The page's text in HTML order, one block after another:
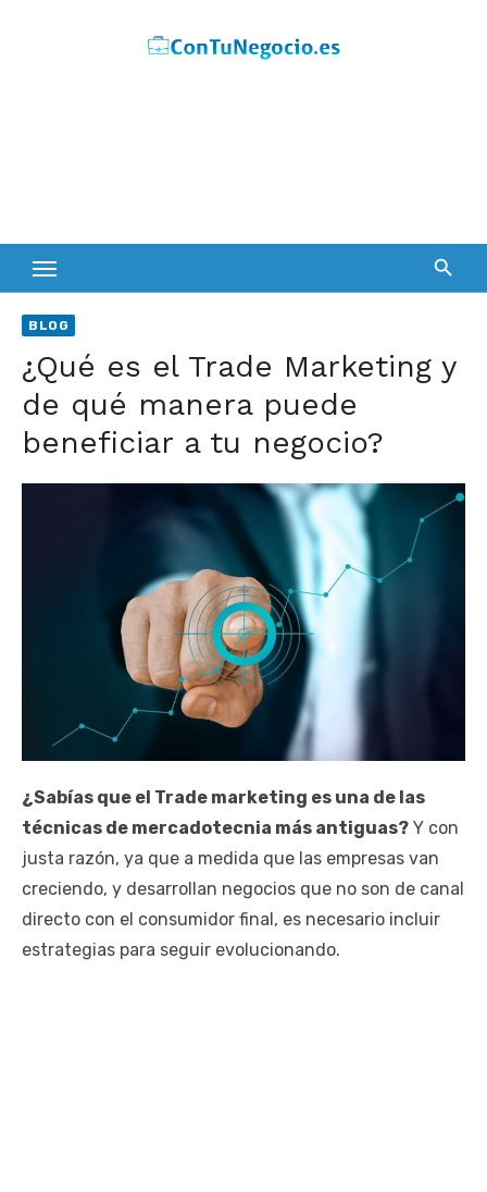
BLOG
¿Qué es el Trade Marketing y
de qué manera puede
beneficiar a tu negocio?
¿Sabías que el Trade marketing es una de las
técnicas de mercadotecnia más antiguas? Y con
justa razón, ya que a medida que las empresas van
creciendo, y desarrollan negocios que no son de canal
directo con el consumidor final, es necesario incluir
estrategias para seguir evolucionando.